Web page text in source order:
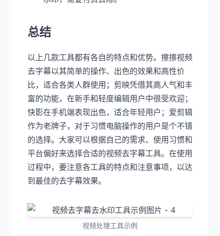
总结
以上几款工具都有各自的特点和优势。擦擦视频
去字幕以其简单的操作、出色的效果和高性价
比，适合各类人群使用；剪映凭借其高人气和丰
富的功能，在新手和轻度编辑用户中很受欢迎；
快影在手机端表现出色，适合年轻用户；爱剪辑
作为老牌子，对于习惯电脑操作的用户是个不错
的选择。大家可以根据自己的需求、使用习惯和
平台偏好来选择合适的视频去字幕工具。在使用
过程中，要注意各工具的特点和注意事项，以达
到最佳的去字幕效果。
视频处理工具示例